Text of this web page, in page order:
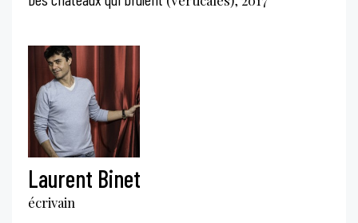
Laurent Binet
écrivain